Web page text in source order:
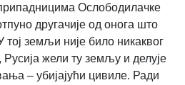
Ослободилачке
другачије од онога што
тој земљи није било никаквог
Русија жели ту земљу и делује
– убијајући цивиле. Ради